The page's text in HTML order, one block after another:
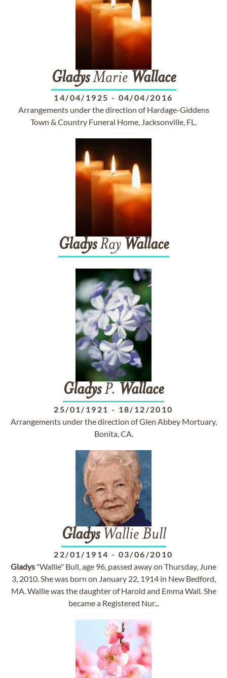
GladysMarie Wallace
14/04/1925 - 04/04/2016
Arrangements under the direction of Hardage-Giddens
Town & Country Funeral Home, Jacksonville, FL.
GladysRay Wallace
GladysP. Wallace
25/01/1921 - 18/12/2010
Arrangements under the direction of Glen Abbey Mortuary,
Bonita, CA.
GladysWallie Bull
22/01/1914 - 03/06/2010
Gladys "Wallie" Bull, age 96, passed away on Thursday, June
3, 2010. She was born on January 22, 1914 in New Bedford,
MA. Wallie was the daughter of Harold and Emma Wall. She
became a Registered Nur...